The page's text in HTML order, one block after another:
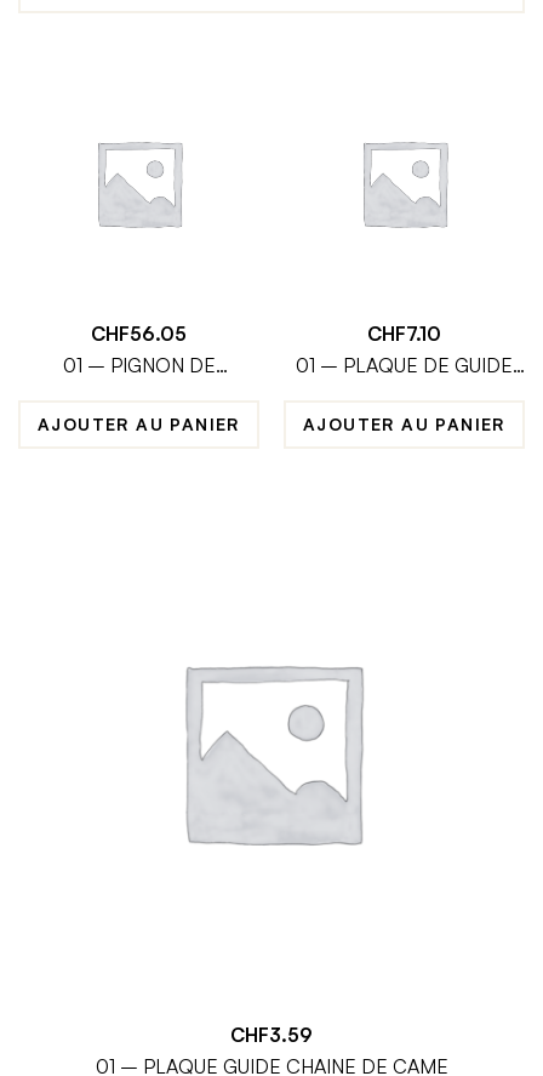
CHF56.05
01 – PIGNON DE
BALANCIER (40 DENTS)
AJOUTER AU PANIER
CHF7.10
01 – PLAQUE DE GUIDE
AJOUTER AU PANIER
CHF3.59
01 – PLAQUE GUIDE CHAINE DE CAME